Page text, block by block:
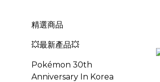
精選商品
💥最新產品💥
Pokémon 30th
Anniversary In Korea